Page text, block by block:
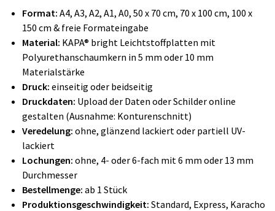
Format: A4, A3, A2, A1, A0, 50 x 70 cm, 70 x 100 cm, 100 x
150 cm & freie Formateingabe
Material: KAPA® bright Leichtstoffplatten mit
Polyurethanschaumkern in 5 mm oder 10 mm
Materialstärke
Druck: einseitig oder beidseitig
Druckdaten: Upload der Daten oder Schilder online
gestalten (Ausnahme: Konturenschnitt)
Veredelung: ohne, glänzend lackiert oder partiell UV-
lackiert
Lochungen: ohne, 4- oder 6-fach mit 6 mm oder 13 mm
Durchmesser
Bestellmenge: ab 1 Stück
Produktionsgeschwindigkeit: Standard, Express, Karacho